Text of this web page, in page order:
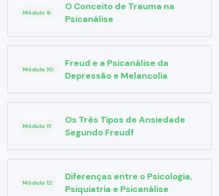
Módulo 9:
O Conceito de Trauma na
Psicanálise
Módulo 10:
Freud e a Psicanálise da
Depressão e Melancolia
Módulo 11:
Os Três Tipos de Ansiedade
Segundo Freudf
Módulo 12:
Diferenças entre o Psicologia,
Psiquiatria e Psicanálise